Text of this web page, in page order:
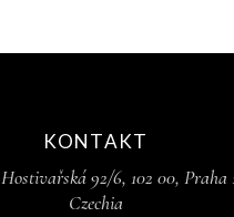
KONTAKT
Hostivařská 92/6, 102 00, Praha
Czechia